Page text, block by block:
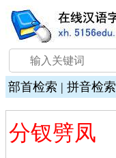
部首检索 | 拼音检索
分钗劈凤